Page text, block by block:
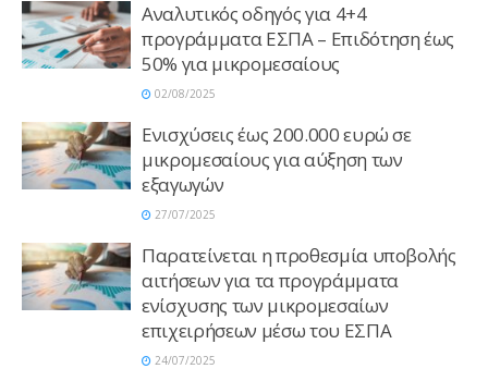
Αναλυτικός οδηγός για 4+4
προγράμματα ΕΣΠΑ – Επιδότηση έως
50% για μικρομεσαίους
02/08/2025
Ενισχύσεις έως 200.000 ευρώ σε
μικρομεσαίους για αύξηση των
εξαγωγών
27/07/2025
Παρατείνεται η προθεσμία υποβολής
αιτήσεων για τα προγράμματα
ενίσχυσης των μικρομεσαίων
επιχειρήσεων μέσω του ΕΣΠΑ
24/07/2025